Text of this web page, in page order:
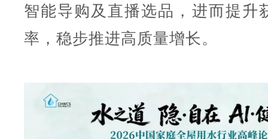
智能导购及直播选品，进而提升
率，稳步推进高质量增长。